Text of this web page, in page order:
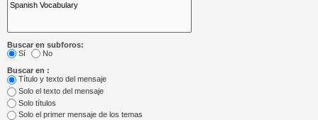
Buscar en subforos:
Sí
No
Buscar en :
Título y texto del mensaje
Solo el texto del mensaje
Solo títulos
Solo el primer mensaje de los temas